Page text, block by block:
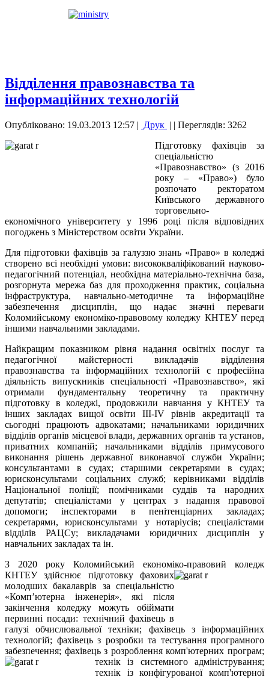
Відділення правознавства та
інформаційних технологій
Опубліковано: 19.03.2013 12:57 | Друк | | Переглядів: 3262
Підготовку фахівців за
спеціальністю
«Правознавство» (з 2016
року – «Право») було
розпочато ректоратом
Київського державного
торговельно-
економічного університету у 1996 році після відповідних
погоджень з Міністерством освіти України.
Для підготовки фахівців за галуззю знань «Право» в коледжі
створено всі необхідні умови: висококваліфікований науково-
педагогічний потенціал, необхідна матеріально-технічна база,
розгорнута мережа баз для проходження практик, соціальна
інфраструктура, навчально-методичне та інформаційне
забезпечення дисциплін, що надає значні переваги
Коломийському економіко-правовому коледжу КНТЕУ перед
іншими навчальними закладами.
Найкращим показником рівня надання освітніх послуг та
педагогічної майстерності викладачів відділення
правознавства та інформаційних технологій є професійна
діяльність випускників спеціальності «Правознавство», які
отримали фундаментальну теоретичну та практичну
підготовку в коледжі, продовжили навчання у КНТЕУ та
інших закладах вищої освіти ІІІ-IV рівнів акредитації та
сьогодні працюють адвокатами; начальниками юридичних
відділів органів місцевої влади, державних органів та установ,
приватних компаній; начальниками відділів примусового
виконання рішень державної виконавчої служби України;
консультантами в судах; старшими секретарями в судах;
юрисконсультами соціальних служб; керівниками відділів
Національної поліції; помічниками суддів та народних
депутатів; спеціалістами у центрах з надання правової
допомоги; інспекторами в пенітенціарних закладах;
секретарями, юрисконсультами у нотаріусів; спеціалістами
відділів РАЦСу; викладачами юридичних дисциплін у
навчальних закладах та ін.
З 2020 року Коломийський економіко-правовий коледж
КНТЕУздійснює підготовку фахових
молодших бакалаврів за спеціальністю
«Комп’ютерна інженерія», які після
закінчення коледжу можуть обіймати
первинні посади: технічний фахівець в
галузі обчислювальної техніки; фахівець з інформаційних
технологій; фахівець з розробки та тестування програмного
забезпечення; фахівець з розроблення комп'ютерних програм;
технік із системного адміністрування;
технік із конфігурованої комп'ютерної